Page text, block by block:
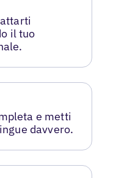
il tuo
e metti
davvero.